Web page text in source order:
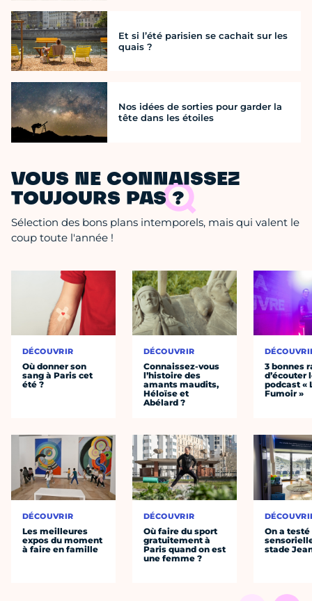
Et si l’été parisien se cachait sur les
quais ?
Nos idées de sorties pour garder la
tête dans les étoiles
VOUS NE CONNAISSEZ
TOUJOURS PAS ?
Sélection des bons plans intemporels, mais qui valent le
coup toute l'année !
DÉCOUVRIR
Où donner son
sang à Paris cet
été ?
DÉCOUVRIR
Les meilleures
expos du moment
à faire en famille
DÉCOUVRIR
Connaissez-vous
l’histoire des
amants maudits,
Héloïse et
Abélard ?
DÉCOUVRIR
Où faire du sport
gratuitement à
Paris quand on est
une femme ?
3 bonnes
d’écouter
podcast «
Fumoir »
On a
stade